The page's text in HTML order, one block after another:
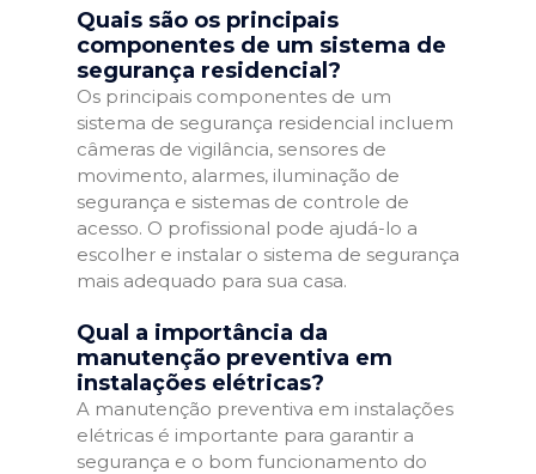
Quais são os principais
componentes de um sistema de
segurança residencial?
Os principais componentes de um
sistema de segurança residencial incluem
câmeras de vigilância, sensores de
movimento, alarmes, iluminação de
segurança e sistemas de controle de
acesso. O profissional pode ajudá-lo a
escolher e instalar o sistema de segurança
mais adequado para sua casa.
Qual a importância da
manutenção preventiva em
instalações elétricas?
A manutenção preventiva em instalações
elétricas é importante para garantir a
segurança e o bom funcionamento do